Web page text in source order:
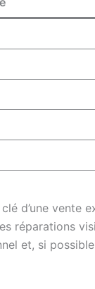
d’une
réparations
et, si